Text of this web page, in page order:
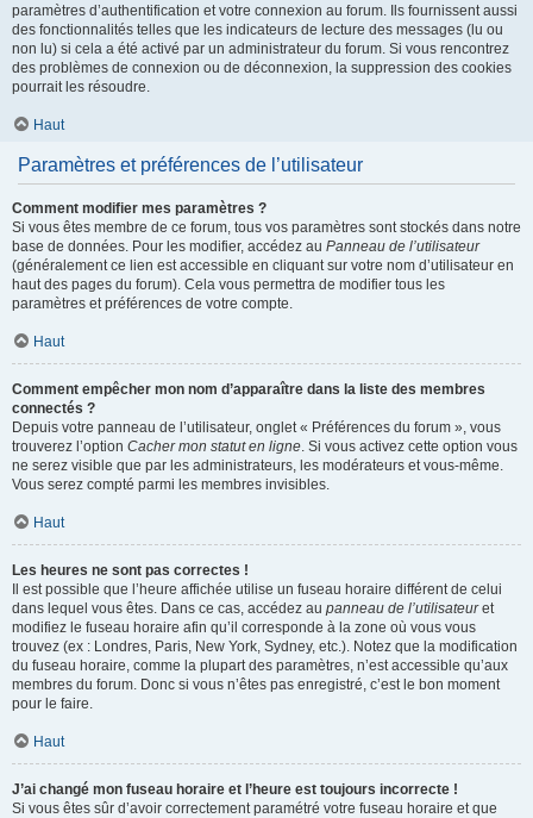
paramètres d’authentification et votre connexion au forum. Ils fournissent aussi
des fonctionnalités telles que les indicateurs de lecture des messages (lu ou
non lu) si cela a été activé par un administrateur du forum. Si vous rencontrez
des problèmes de connexion ou de déconnexion, la suppression des cookies
pourrait les résoudre.
Haut
Paramètres et préférences de l’utilisateur
Comment modifier mes paramètres ?
Si vous êtes membre de ce forum, tous vos paramètres sont stockés dans notre
base de données. Pour les modifier, accédez au Panneau de l’utilisateur
(généralement ce lien est accessible en cliquant sur votre nom d’utilisateur en
haut des pages du forum). Cela vous permettra de modifier tous les
paramètres et préférences de votre compte.
Haut
Comment empêcher mon nom d’apparaître dans la liste des membres
connectés ?
Depuis votre panneau de l’utilisateur, onglet « Préférences du forum », vous
trouverez l’option Cacher mon statut en ligne. Si vous activez cette option vous
ne serez visible que par les administrateurs, les modérateurs et vous-même.
Vous serez compté parmi les membres invisibles.
Haut
Les heures ne sont pas correctes !
Il est possible que l’heure affichée utilise un fuseau horaire différent de celui
dans lequel vous êtes. Dans ce cas, accédez au panneau de l’utilisateuret
modifiez le fuseau horaire afin qu’il corresponde à la zone où vous vous
trouvez (ex : Londres, Paris, New York, Sydney, etc.). Notez que la modification
du fuseau horaire, comme la plupart des paramètres, n’est accessible qu’aux
membres du forum. Donc si vous n’êtes pas enregistré, c’est le bon moment
pour le faire.
Haut
J’ai changé mon fuseau horaire et l’heure est toujours incorrecte !
Si vous êtes sûr d’avoir correctement paramétré votre fuseau horaire et que